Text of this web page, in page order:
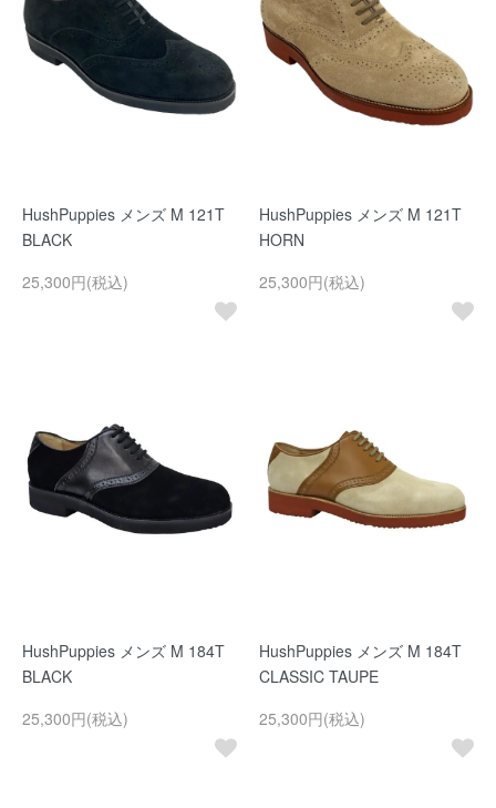
HushPuppies メンズ M 121T
BLACK
25,300円(税込)
HushPuppies メンズ M 121T
HORN
25,300円(税込)
HushPuppies メンズ M 184T
BLACK
25,300円(税込)
HushPuppies メンズ M 184T
CLASSIC TAUPE
25,300円(税込)